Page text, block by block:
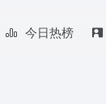
今日热榜